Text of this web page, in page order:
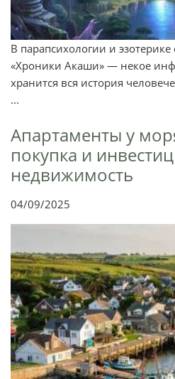
В парапсихологии и эзотерике
«Хроники Акаши» — некое
хранится вся история
...
Апартаменты у
покупка и
недвижимость
04/09/2025